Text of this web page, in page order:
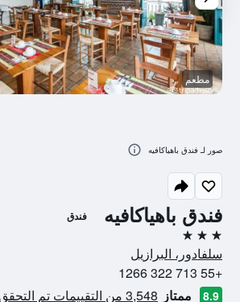
فندق باهياكافيه فندق
3 نجوم
سلفادور، البرازيل
+55 713 322 1266
8.9 ممتاز 3,548 من التقييمات تم التحقق منها
مطعم
صور لـ فندق باهياكافيه